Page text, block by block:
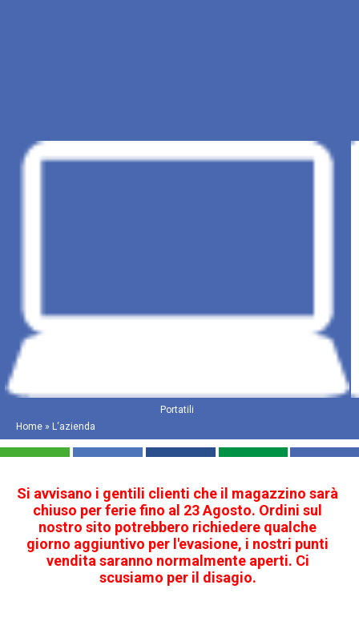
Portatili
Home » L‘azienda
Si avvisano i gentili clienti che il magazzino sarà
chiuso per ferie fino al 23 Agosto. Ordini sul
nostro sito potrebbero richiedere qualche
giorno aggiuntivo per l'evasione, i nostri punti
vendita saranno normalmente aperti. Ci
scusiamo per il disagio.